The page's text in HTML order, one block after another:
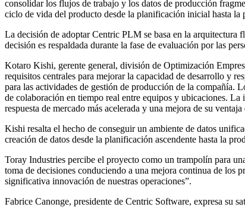
consolidar los flujos de trabajo y los datos de producción
ciclo de vida del producto desde la planificación inicial hasta la
La decisión de adoptar Centric PLM se basa en la arquitectura
decisión es respaldada durante la fase de evaluación por las
Kotaro Kishi, gerente general, división de Optimización
requisitos centrales para mejorar la capacidad de desarrollo y
para las actividades de gestión de producción de la
de colaboración en tiempo real entre equipos y ubicaciones.
respuesta de mercado más acelerada y una mejora de su
Kishi resalta el hecho de conseguir un ambiente de datos
creación de datos desde la planificación ascendente hasta la
Toray Industries percibe el proyecto como un trampolín para
toma de decisiones conduciendo a una mejora continua de los
significativa innovación de nuestras operaciones”.
Fabrice Canonge, presidente de Centric Software, expresa su